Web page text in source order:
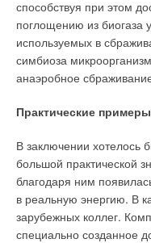
способствуя при этом
поглощению из биогаза
используемых в
симбиоза
анаэробное
Практические примеры
В заключении хотелось
большой практической
благодаря ним
в реальную энергию. В
зарубежных коллег.
специально созданное